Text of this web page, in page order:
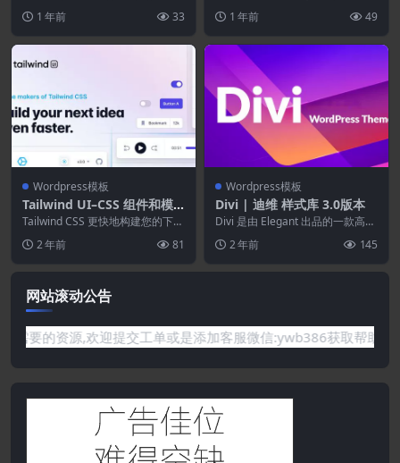
由器)
的市场中脱颖而出...
1 年前 33
WooCommerce Plugin 10.
1 1 年前 49
Wordpress模板
Tailwind UI–CSS 组件和模
板
Tailwind CSS 更快地构建您的下一
个想法。 设计精美、制作精良的
组件和...
2 年前 81
Wordpress模板
Divi | 迪维 样式库 3.0版本
Divi 是由 Elegant 出品的一款高级
的企业主题。也是我们出品的主题
中最...2 年前 145
网站滚动公告
你需要的资源,欢迎提交工单或是添加客服微信:ywb386获取帮